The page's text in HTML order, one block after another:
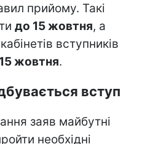
прийому. Такі
до 15 жовтня, а
вступників
15 жовтня.
вступ
заяв майбутні
необхідні